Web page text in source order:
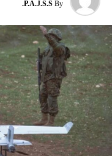
نسبه الحزب الى إسرائيل”.
By
P.A.J.S.S.